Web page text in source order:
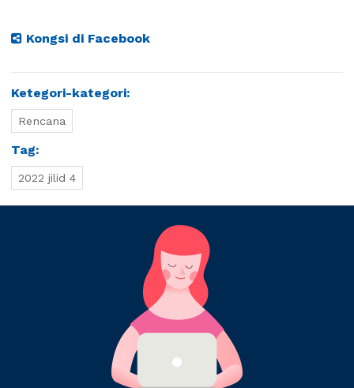
Kongsi di Facebook
Ketegori-kategori:
Rencana
Tag:
2022 jilid 4